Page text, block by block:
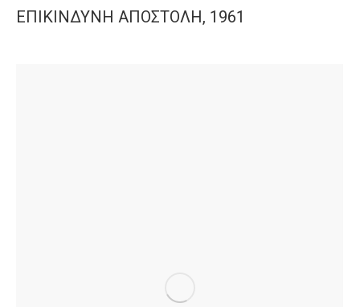
ΕΠΙΚΙΝΔΥΝΗ ΑΠΟΣΤΟΛΗ, 1961